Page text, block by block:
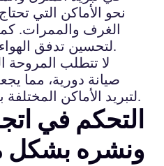
نحو الأماكن التي
الغرف والممرات.
لتحسين تدفق الهواء في المساحات الكبيرة.
لا تتطلب المروحة
صيانة دورية، مما
لتبريد الأماكن المختلفة بكفاءة وبتكلفة منخفضة.
التحكم في
ونشره بشكل